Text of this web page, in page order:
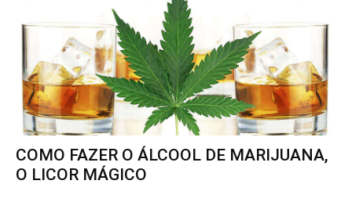
COMO FAZER O ÁLCOOL DE MARIJUANA,
O LICOR MÁGICO